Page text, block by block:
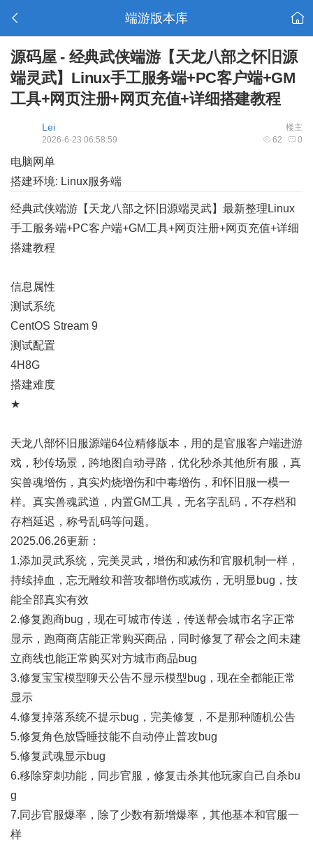
端游版本库
源码屋 - 经典武侠端游【天龙八部之怀旧源
端灵武】Linux手工服务端+PC客户端+GM
工具+网页注册+网页充值+详细搭建教程
楼主
Lei
62 0
2026-6-23 06:58:59
电脑网单
搭建环境: Linux服务端
经典武侠端游【天龙八部之怀旧源端灵武】最新整理Linux
手工服务端+PC客户端+GM工具+网页注册+网页充值+详细
搭建教程
信息属性
测试系统
CentOS Stream 9
测试配置
4H8G
搭建难度
★
天龙八部怀旧服源端64位精修版本，用的是官服客户端进游
戏，秒传场景，跨地图自动寻路，优化秒杀其他所有服，真
实兽魂增伤，真实灼烧增伤和中毒增伤，和怀旧服一模一
样。真实兽魂武道，内置GM工具，无名字乱码，不存档和
存档延迟，称号乱码等问题。
2025.06.26更新：
1.添加灵武系统，完美灵武，增伤和减伤和官服机制一样，
持续掉血，忘无雕纹和普攻都增伤或减伤，无明显bug，技
能全部真实有效
2.修复跑商bug，现在可城市传送，传送帮会城市名字正常
显示，跑商商店能正常购买商品，同时修复了帮会之间未建
立商线也能正常购买对方城市商品bug
3.修复宝宝模型聊天公告不显示模型bug，现在全都能正常
显示
4.修复掉落系统不提示bug，完美修复，不是那种随机公告
5.修复角色放昏睡技能不自动停止普攻bug
5.修复武魂显示bug
6.移除穿刺功能，同步官服，修复击杀其他玩家自己自杀bu
g
7.同步官服爆率，除了少数有新增爆率，其他基本和官服一
样